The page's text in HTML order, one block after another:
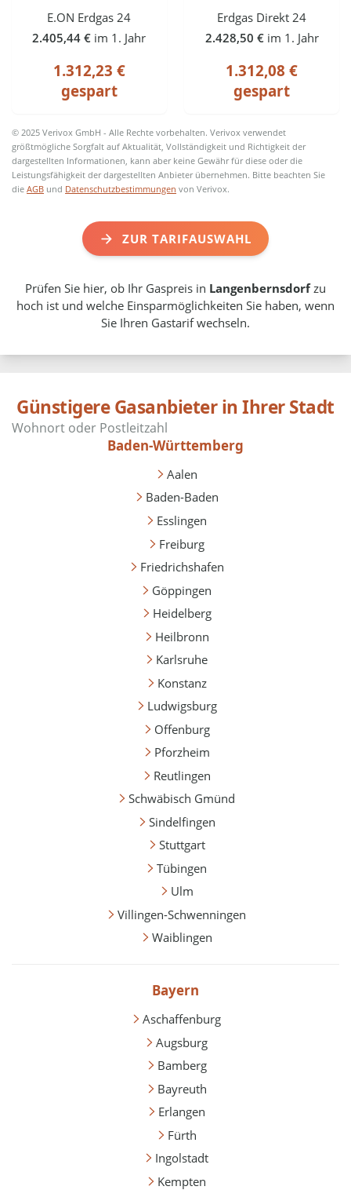
E.ON Erdgas 24
2.405,44 € im 1. Jahr
1.312,23 €
gespart
Erdgas Direkt 24
2.428,50 € im 1. Jahr
1.312,08 €
gespart
© 2025 Verivox GmbH - Alle Rechte vorbehalten. Verivox verwendet
größtmögliche Sorgfalt auf Aktualität, Vollständigkeit und Richtigkeit der
dargestellten Informationen, kann aber keine Gewähr für diese oder die
Leistungsfähigkeit der dargestellten Anbieter übernehmen. Bitte beachten Sie
dieAGB und Datenschutzbestimmungen von Verivox.
ZUR TARIFAUSWAHL
Prüfen Sie hier, ob Ihr Gaspreis in Langenbernsdorfzu
hoch ist und welche Einsparmöglichkeiten Sie haben, wenn
Sie Ihren Gastarif wechseln.
Günstigere Gasanbieter in Ihrer Stadt
Baden-Württemberg
Aalen
Baden-Baden
Esslingen
Freiburg
Friedrichshafen
Göppingen
Heidelberg
Heilbronn
Karlsruhe
Konstanz
Ludwigsburg
Offenburg
Pforzheim
Reutlingen
Schwäbisch Gmünd
Sindelfingen
Stuttgart
Tübingen
Ulm
Villingen-Schwenningen
Waiblingen
Bayern
Aschaffenburg
Augsburg
Bamberg
Bayreuth
Erlangen
Fürth
Ingolstadt
Kempten